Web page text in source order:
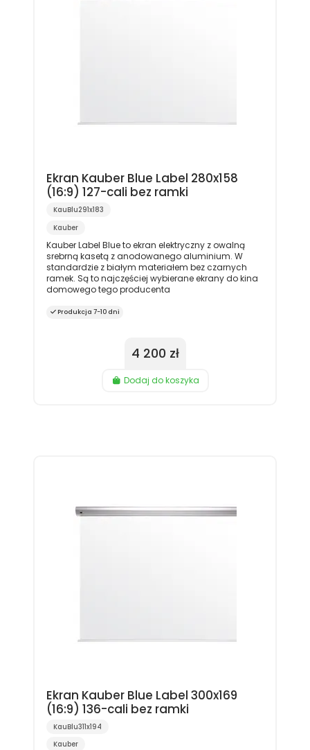
Ekran Kauber Blue Label 280x158
(16:9) 127-cali bez ramki
KauBlu291x183
Kauber
Kauber Label Blue to ekran elektryczny z owalną
srebrną kasetą z anodowanego aluminium. W
standardzie z białym materiałem bez czarnych
ramek. Są to najczęściej wybierane ekrany do kina
domowego tego producenta
Produkcja 7-10 dni
4 200 zł
Dodaj do koszyka
Ekran Kauber Blue Label 300x169
(16:9) 136-cali bez ramki
KauBlu311x194
Kauber